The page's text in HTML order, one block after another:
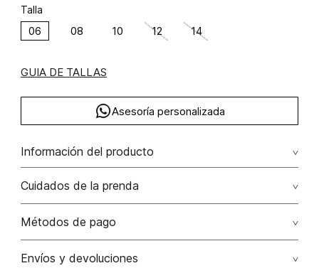
Talla
06 08 10 12 14
GUIA DE TALLAS
Asesoría personalizada
Información del producto
Pantalon palazo tiro alto con correa lyocell 77% algodón 23%
77.00% lyocell/lyocell23.00% algodón/cotton
Cuidados de la prenda
Lavar a mano por separado / no dejar en remojo / no
Métodos de pago
Tarjetas de crédito: Visa, Dinners, Master Card y American
Envíos y devoluciones